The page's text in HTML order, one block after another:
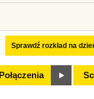
Sprawdź rozkład na
Połączenia